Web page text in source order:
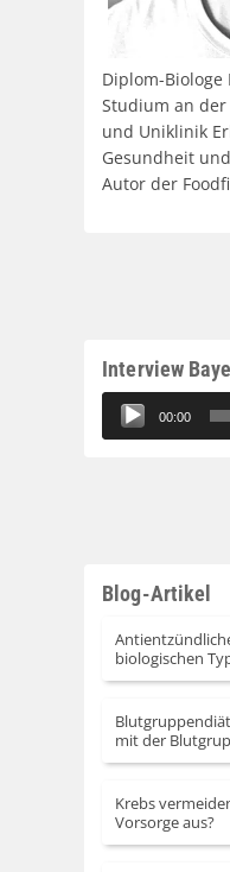
Diplom-Biologe
Studium an
und Uniklinik
Gesundheit
Autor der
Interview
Audio-
Player
00:00
Blog-Artikel
biologischen
mit der
Krebs
Vorsorge aus?